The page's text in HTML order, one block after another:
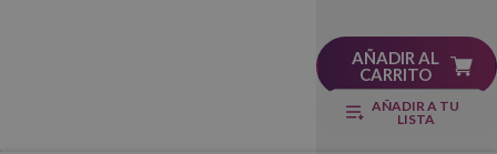
AÑADIR AL
CARRITO
AÑADIR A TU
LISTA